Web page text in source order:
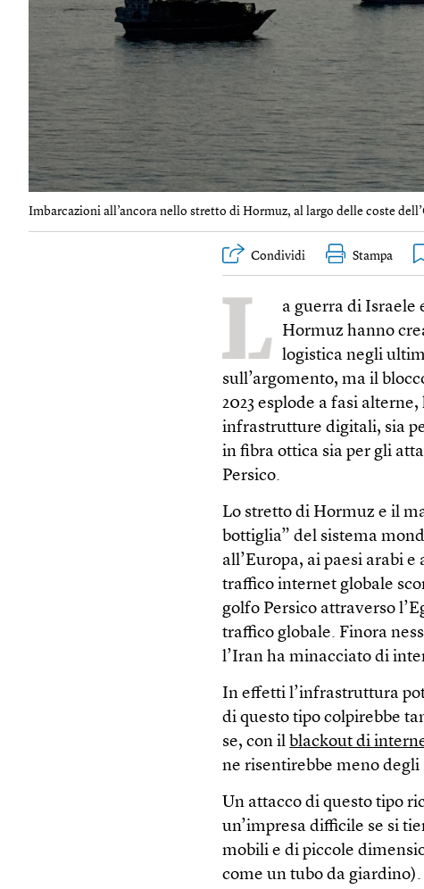
Imbarcazioni all’ancora nello stretto di Hormuz, al largo delle coste
Condividi Stampa
L
a guerra di Israele
Hormuz hanno
logistica negli
sull’argomento, ma il
2023 esplode a fasi
infrastrutture digitali, sia
in fibra ottica sia per gli
Persico.
Lo stretto di Hormuz e il
bottiglia” del sistema
all’Europa, ai paesi arabi
traffico internet globale
golfo Persico attraverso
traffico globale. Finora
l’Iran ha minacciato di
In effetti l’infrastruttura
di questo tipo colpirebbe
se, con il blackout di
ne risentirebbe meno degli
Un attacco di questo tipo
un’impresa difficile se si
mobili e di piccole
come un tubo da